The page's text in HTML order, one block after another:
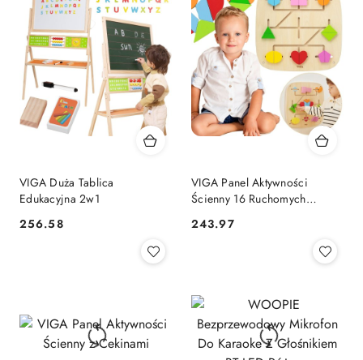
VIGA Duża Tablica
Edukacyjna 2w1
Cena:
256.58
VIGA Panel Aktywności
Ścienny 16 Ruchomych
Cena:
243.97